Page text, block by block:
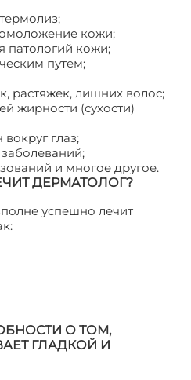
кожи;
патологий кожи;
путем;
растяжек, лишних волос;
жирности (сухости)
глаз;
и многое другое.
ДЕРМАТОЛОГ?
успешно лечит
О ТОМ,
ГЛАДКОЙ И